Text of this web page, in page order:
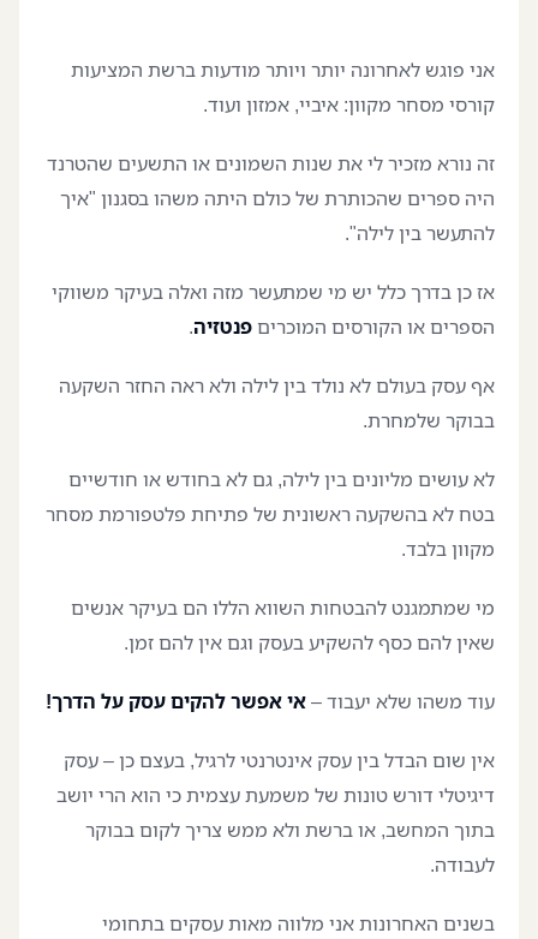
אני פוגש לאחרונה יותר ויותר מודעות ברשת המציעות
קורסי מסחר מקוון: איביי, אמזון ועוד.
זה נורא מזכיר לי את שנות השמונים או התשעים שהטרנד
היה ספרים שהכותרת של כולם היתה משהו בסגנון "איך
להתעשר בין לילה".
אז כן בדרך כלל יש מי שמתעשר מזה ואלה בעיקר משווקי
הספרים או הקורסים המוכרים פנטזיה.
אף עסק בעולם לא נולד בין לילה ולא ראה החזר השקעה
בבוקר שלמחרת.
לא עושים מליונים בין לילה, גם לא בחודש או חודשיים
בטח לא בהשקעה ראשונית של פתיחת פלטפורמת מסחר
מקוון בלבד.
מי שמתמגנט להבטחות השווא הללו הם בעיקר אנשים
שאין להם כסף להשקיע בעסק וגם אין להם זמן.
עוד משהו שלא יעבוד –אי אפשר להקים עסק על הדרך!
אין שום הבדל בין עסק אינטרנטי לרגיל, בעצם כן – עסק
דיגיטלי דורש טונות של משמעת עצמית כי הוא הרי יושב
בתוך המחשב, או ברשת ולא ממש צריך לקום בבוקר
לעבודה.
בשנים האחרונות אני מלווה מאות עסקים בתחומי